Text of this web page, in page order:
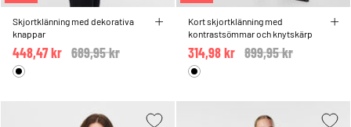
Skjortklänning med dekorativa
knappar
Price reduced from
689,95 kr
448,47 kr
Kort skjortklänning med
kontrastsömmar och knytskärp
Price reduced from
899,95 kr
314,98 kr